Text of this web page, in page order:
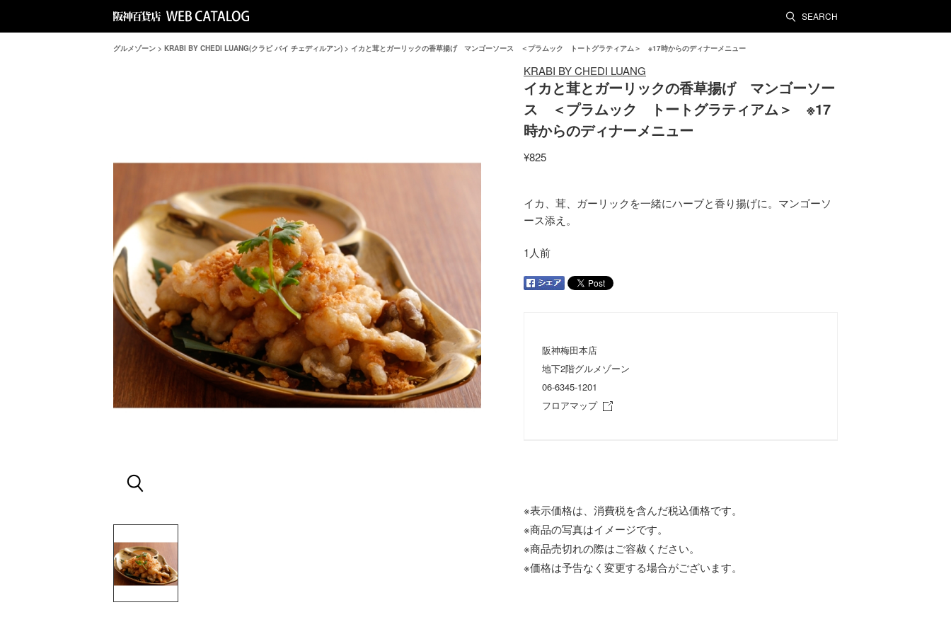
SEARCH
グルメゾーン > KRABI BY CHEDI LUANG(クラビ バイ チェディルアン) > イカと茸とガーリックの香草揚げ マンゴーソース ＜プラムック トートグラティアム＞ ※17時からのディナーメニュー
KRABI BY CHEDI LUANG
イカと茸とガーリックの香草揚げ マンゴーソー
ス ＜プラムック トートグラティアム＞ ※17
時からのディナーメニュー
¥825
イカ、茸、ガーリックを一緒にハーブと香り揚げに。マンゴーソ
ース添え。
1人前
阪神梅田本店
地下2階グルメゾーン
06-6345-1201
フロアマップ
※表示価格は、消費税を含んだ税込価格です。
※商品の写真はイメージです。
※商品売切れの際はご容赦ください。
※価格は予告なく変更する場合がございます。